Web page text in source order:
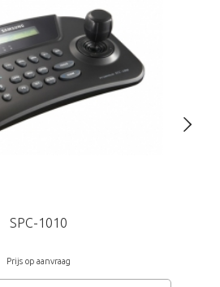
SPC-1010
Prijs op aanvraag